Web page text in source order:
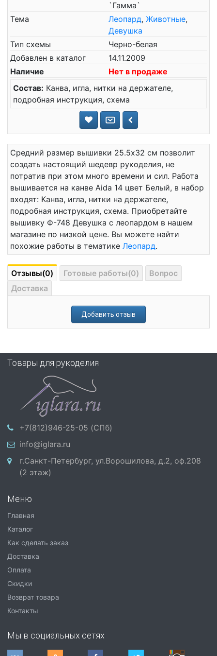
`Гамма`
Тема
Леопард, Животные,
Девушка
Тип схемы
Черно-белая
Добавлен в каталог
14.11.2009
Наличие
Нет в продаже
Состав: Канва, игла, нитки на держателе,
подробная инструкция, схема
Средний размер вышивки 25.5x32 см позволит
создать настоящий шедевр рукоделия, не
потратив при этом много времени и сил. Работа
вышивается на канве Aida 14 цвет Белый, в набор
входят: Канва, игла, нитки на держателе,
подробная инструкция, схема. Приобретайте
вышивку Ф-748 Девушка с леопардом в нашем
магазине по низкой цене. Вы можете найти
похожие работы в тематике Леопард.
Отзывы(0) Готовые работы(0)
Вопрос
Доставка
Добавить отзыв
Товары для рукоделия
+7(812)946-25-05 (СПб)
info@iglara.ru
г.Санкт-Петербург, ул.Ворошилова, д.2, оф.208
(2 этаж)
Меню
Главная
Каталог
Как сделать заказ
Доставка
Оплата
Скидки
Возврат товара
Контакты
Мы в социальных сетях